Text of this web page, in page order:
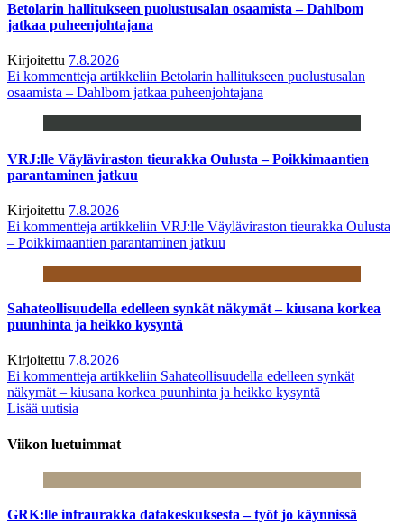
Betolarin hallitukseen puolustusalan osaamista – Dahlbom
jatkaa puheenjohtajana
Kirjoitettu 7.8.2026
Ei kommentteja artikkeliin Betolarin hallitukseen puolustusalan
osaamista – Dahlbom jatkaa puheenjohtajana
VRJ:lle Väyläviraston tieurakka Oulusta – Poikkimaantien
parantaminen jatkuu
Kirjoitettu 7.8.2026
Ei kommentteja artikkeliin VRJ:lle Väyläviraston tieurakka Oulusta
– Poikkimaantien parantaminen jatkuu
Sahateollisuudella edelleen synkät näkymät – kiusana korkea
puunhinta ja heikko kysyntä
Kirjoitettu 7.8.2026
Ei kommentteja artikkeliin Sahateollisuudella edelleen synkät
näkymät – kiusana korkea puunhinta ja heikko kysyntä
Lisää uutisia
Viikon luetuimmat
GRK:lle infraurakka datakeskuksesta – työt jo käynnissä